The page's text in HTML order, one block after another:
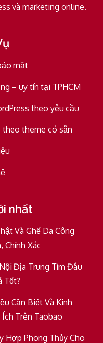
và marketing online.
mật
– uy tín tại TPHCM
theo yêu cầu
theme có sẵn
nhất
Và Ghế Da Công
Chính Xác
Địa Trung Tìm Đâu
Tốt?
Cần Biết Và Kinh
Trên Taobao
Hợp Phong Thủy Cho